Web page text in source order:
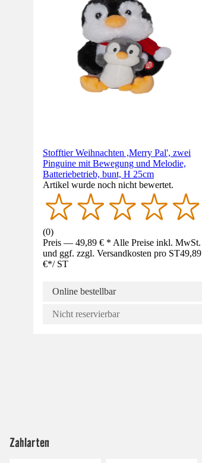
Stofftier Weihnachten ,Merry Pal', zwei
Pinguine mit Bewegung und Melodie,
Batteriebetrieb, bunt, H 25cm
Artikel wurde noch nicht bewertet.
(0)
Preis — 49,89 € * Alle Preise inkl. MwSt.
und ggf. zzgl. Versandkosten pro ST49,89
€*/ ST
Online bestellbar
Nicht reservierbar
Zahlarten